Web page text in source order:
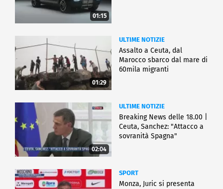
01:15
01:29
ULTIME NOTIZIE
Assalto a Ceuta, dal
Marocco sbarco dal mare di
60mila migranti
02:04
ULTIME NOTIZIE
Breaking News delle 18.00 |
Ceuta, Sanchez: "Attacco a
sovranità Spagna"
SPORT
Monza, Juric si presenta